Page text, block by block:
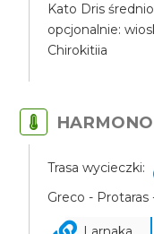
Kato Dris
opcjonalnie:
Chirokitiia
Trasa wycieczki:
Greco - Protaras